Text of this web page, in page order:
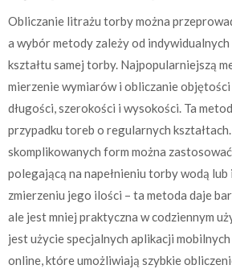
Obliczanie litrażu torby można
a wybór metody zależy od
kształtu samej torby. Najpopularniejszą
mierzenie wymiarów i obliczanie
długości, szerokości i wysokości. Ta
przypadku toreb o regularnych
skomplikowanych form można
polegającą na napełnieniu torby wodą lub
zmierzeniu jego ilości – ta metoda daje
ale jest mniej praktyczna w codziennym
jest użycie specjalnych aplikacji
online, które umożliwiają szybkie